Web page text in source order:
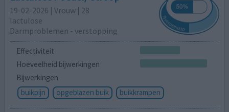
19-02-2026 | Vrouw | 28
lactulose
Darmproblemen - verstopping
Effectiviteit
Hoeveelheid bijwerkingen
Bijwerkingen
buikpijn
opgeblazen buik buikkrampen